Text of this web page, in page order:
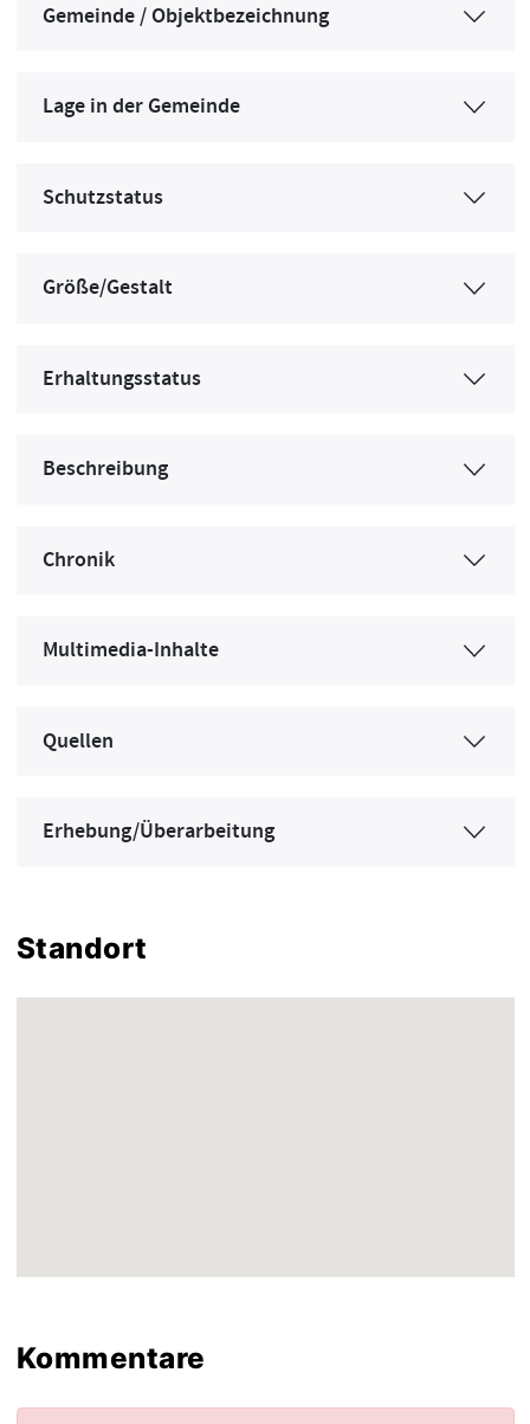
Gemeinde / Objektbezeichnung
Lage in der Gemeinde
Schutzstatus
Größe/Gestalt
Erhaltungsstatus
Beschreibung
Chronik
Multimedia-Inhalte
Quellen
Erhebung/Überarbeitung
Standort
Kommentare